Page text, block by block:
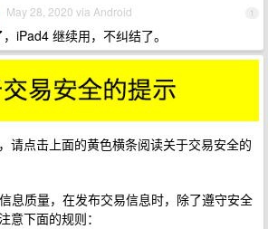
1
May 28, 2020 via Android
iPad4 继续用，不纠结了。
请点击上面的黄色横条阅读关于交易安全的
息质量，在发布交易信息时，除了遵守安全
意下面的规则：